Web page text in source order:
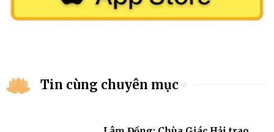
Tin cùng chuyên mục